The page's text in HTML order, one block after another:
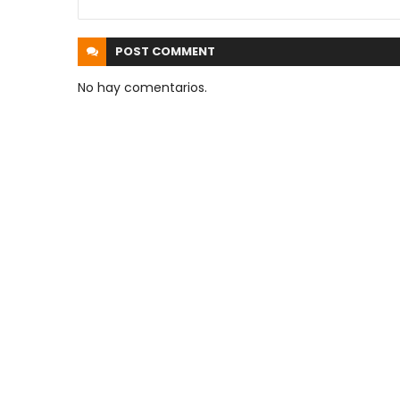
POST COMMENT
No hay comentarios.